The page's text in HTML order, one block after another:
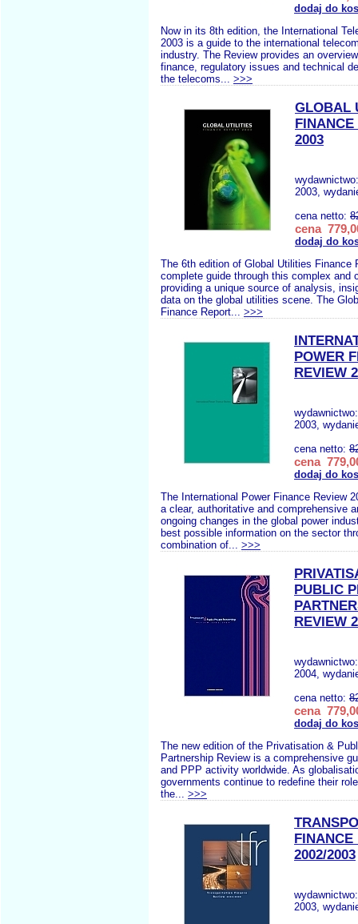
dodaj do
Now in its 8th edition, the International
2003 is a guide to the international
industry. The Review provides an
finance, regulatory issues and technical
the telecoms... >>>
GLOBAL
FINANCE
2003
2003,
cena netto:
cena
dodaj do
The 6th edition of Global Utilities Finance
complete guide through this complex and
providing a unique source of analysis,
data on the global utilities scene. The
Finance Report... >>>
POWER
REVIEW
2003,
cena netto:
cena
dodaj do
The International Power Finance Review
a clear, authoritative and comprehensive
ongoing changes in the global power
best possible information on the sector
combination of... >>>
PUBLIC
REVIEW
2004,
cena netto:
cena
dodaj do
The new edition of the Privatisation &
Partnership Review is a comprehensive
and PPP activity worldwide. As
governments continue to redefine their
the... >>>
FINANCE
2002/2003
2003,